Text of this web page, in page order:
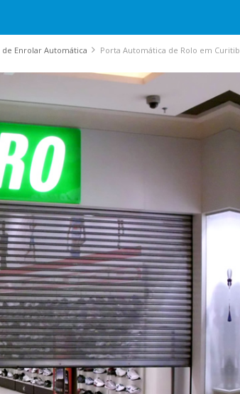
de Enrolar Automática Porta Automática de Rolo em Curitiba no Bairro Portão